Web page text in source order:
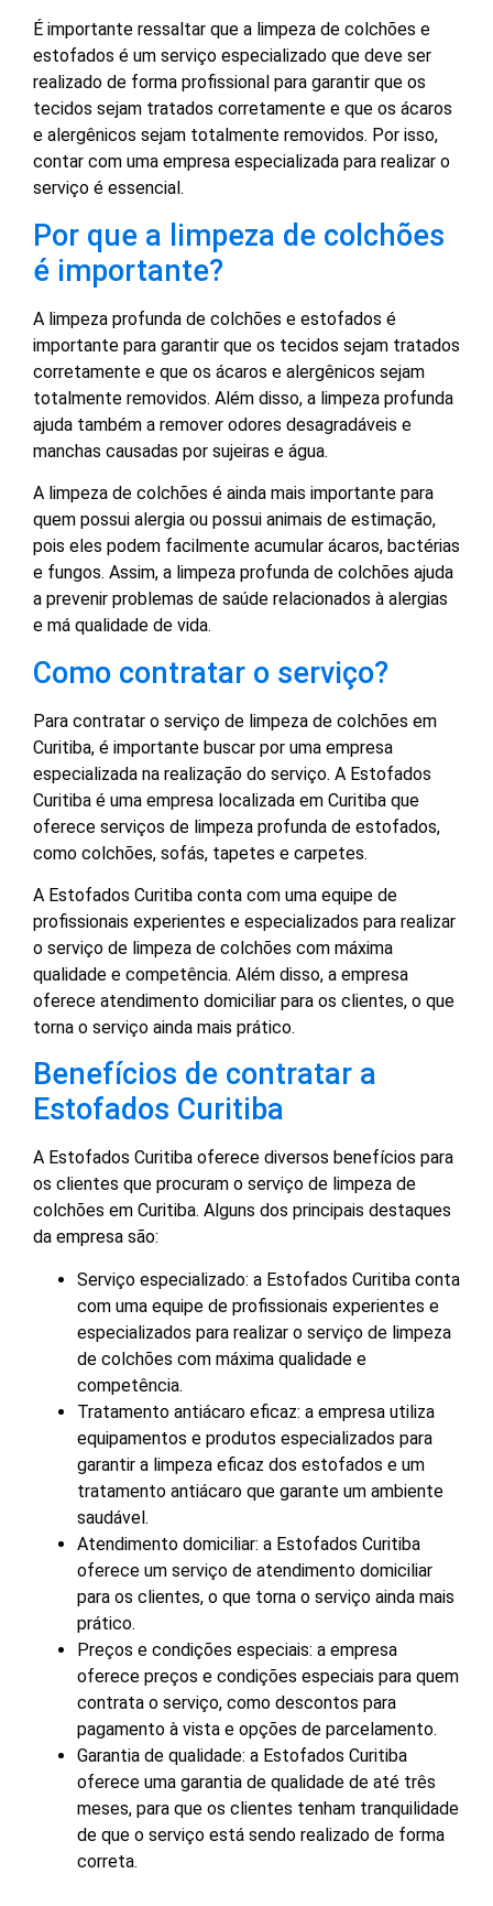
É importante ressaltar que a limpeza de colchões e
estofados é um serviço especializado que deve ser
realizado de forma profissional para garantir que os
tecidos sejam tratados corretamente e que os ácaros
e alergênicos sejam totalmente removidos. Por isso,
contar com uma empresa especializada para realizar o
serviço é essencial.
Por que a limpeza de colchões
é importante?
A limpeza profunda de colchões e estofados é
importante para garantir que os tecidos sejam tratados
corretamente e que os ácaros e alergênicos sejam
totalmente removidos. Além disso, a limpeza profunda
ajuda também a remover odores desagradáveis e
manchas causadas por sujeiras e água.
A limpeza de colchões é ainda mais importante para
quem possui alergia ou possui animais de estimação,
pois eles podem facilmente acumular ácaros, bactérias
e fungos. Assim, a limpeza profunda de colchões ajuda
a prevenir problemas de saúde relacionados à alergias
e má qualidade de vida.
Como contratar o serviço?
Para contratar o serviço de limpeza de colchões em
Curitiba, é importante buscar por uma empresa
especializada na realização do serviço. A Estofados
Curitiba é uma empresa localizada em Curitiba que
oferece serviços de limpeza profunda de estofados,
como colchões, sofás, tapetes e carpetes.
A Estofados Curitiba conta com uma equipe de
profissionais experientes e especializados para realizar
o serviço de limpeza de colchões com máxima
qualidade e competência. Além disso, a empresa
oferece atendimento domiciliar para os clientes, o que
torna o serviço ainda mais prático.
Benefícios de contratar a
Estofados Curitiba
A Estofados Curitiba oferece diversos benefícios para
os clientes que procuram o serviço de limpeza de
colchões em Curitiba. Alguns dos principais destaques
da empresa são:
Serviço especializado: a Estofados Curitiba conta
com uma equipe de profissionais experientes e
especializados para realizar o serviço de limpeza
de colchões com máxima qualidade e
competência.
Tratamento antiácaro eficaz: a empresa utiliza
equipamentos e produtos especializados para
garantir a limpeza eficaz dos estofados e um
tratamento antiácaro que garante um ambiente
saudável.
Atendimento domiciliar: a Estofados Curitiba
oferece um serviço de atendimento domiciliar
para os clientes, o que torna o serviço ainda mais
prático.
Preços e condições especiais: a empresa
oferece preços e condições especiais para quem
contrata o serviço, como descontos para
pagamento à vista e opções de parcelamento.
Garantia de qualidade: a Estofados Curitiba
oferece uma garantia de qualidade de até três
meses, para que os clientes tenham tranquilidade
de que o serviço está sendo realizado de forma
correta.